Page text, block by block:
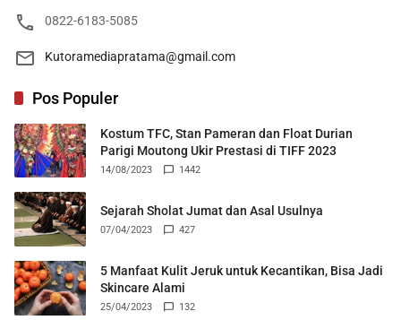
0822-6183-5085
Kutoramediapratama@gmail.com
Pos Populer
Kostum TFC, Stan Pameran dan Float Durian
Parigi Moutong Ukir Prestasi di TIFF 2023
14/08/2023 1442
Sejarah Sholat Jumat dan Asal Usulnya
07/04/2023 427
5 Manfaat Kulit Jeruk untuk Kecantikan, Bisa Jadi
Skincare Alami
25/04/2023 132